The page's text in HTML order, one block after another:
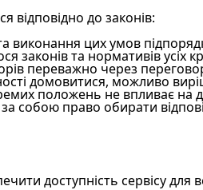
відповідно до законів:
виконання цих умов
законів та нормативів усіх
переважно через
домовитися, можливо
положень не впливає на
собою право обирати
доступність сервісу для